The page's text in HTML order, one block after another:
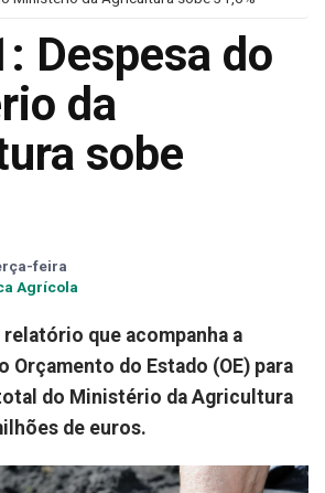
Despesa do
da
sobe
feira
Agrícola
relatório que acompanha a
Orçamento do Estado (OE) para
do Ministério da Agricultura
de euros.